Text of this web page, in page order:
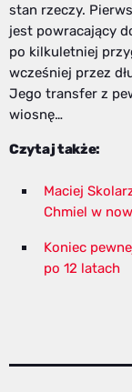
stan rzeczy.
jest powracający
po kilkuletniej
wcześniej przez
Jego transfer z
wiosnę…
Czytaj także:
Maciej
Chmiel w
Koniec
po 12 latach